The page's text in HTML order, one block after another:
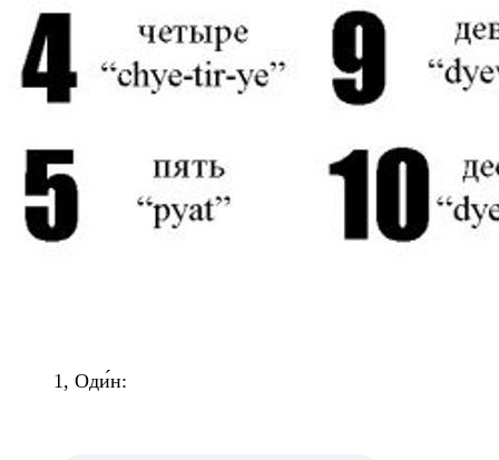
1, Оди́н: